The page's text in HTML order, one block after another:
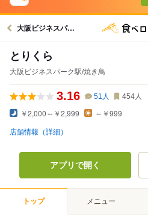
大阪ビジネスパーク駅グルメへ
とりくら
大阪ビジネスパーク駅/焼き鳥
3.16 51 人 454人
￥2,000～￥2,999 ～￥999
店舗情報（詳細）
アプリで開く
トップ メニュー